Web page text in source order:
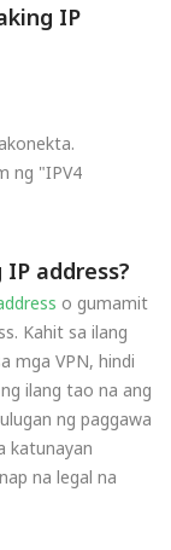
IP
ng "IPV4
address?
o gumamit
Kahit sa ilang
mga VPN, hindi
ilang tao na ang
ng paggawa
katunayan
na legal na